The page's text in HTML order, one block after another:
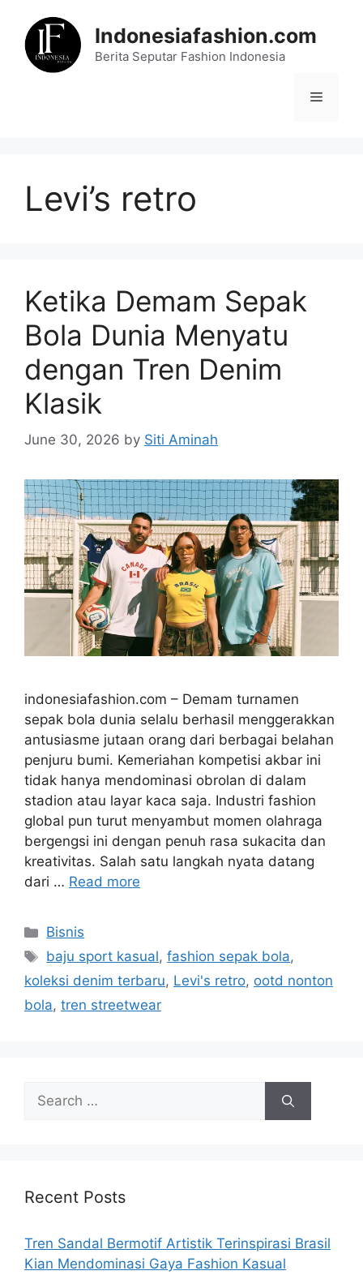
content
Indonesiafashion.com
Berita Seputar Fashion Indonesia
Menu
Levi’s retro
Ketika Demam Sepak
Bola Dunia Menyatu
dengan Tren Denim
Klasik
June 30, 2026 by Siti Aminah
indonesiafashion.com – Demam turnamen
sepak bola dunia selalu berhasil menggerakkan
antusiasme jutaan orang dari berbagai belahan
penjuru bumi. Kemeriahan kompetisi akbar ini
tidak hanya mendominasi obrolan di dalam
stadion atau layar kaca saja. Industri fashion
global pun turut menyambut momen olahraga
bergengsi ini dengan penuh rasa sukacita dan
kreativitas. Salah satu langkah nyata datang
dari … Read more
Categories
Bisnis
Tags
baju sport kasual,fashion sepak bola,
koleksi denim terbaru, Levi's retro, ootd nonton
bola, tren streetwear
Search
for:
Recent Posts
Tren Sandal Bermotif Artistik Terinspirasi Brasil
Kian Mendominasi Gaya Fashion Kasual